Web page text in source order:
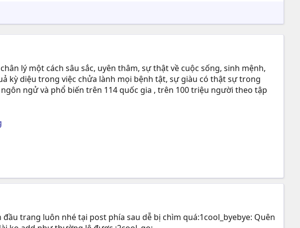
lý một cách sâu sắc, uyên thâm, sự thật về cuộc sống, sinh mệnh,
kỳ diệu trong việc chửa lành mọi bệnh tật, sự giàu có thật sự trong
ngử và phổ biến trên 114 quốc gia , trên 100 triệu người theo tập
trang luôn nhé tại post phía sau dễ bị chìm quá:1cool_byebye: Quên